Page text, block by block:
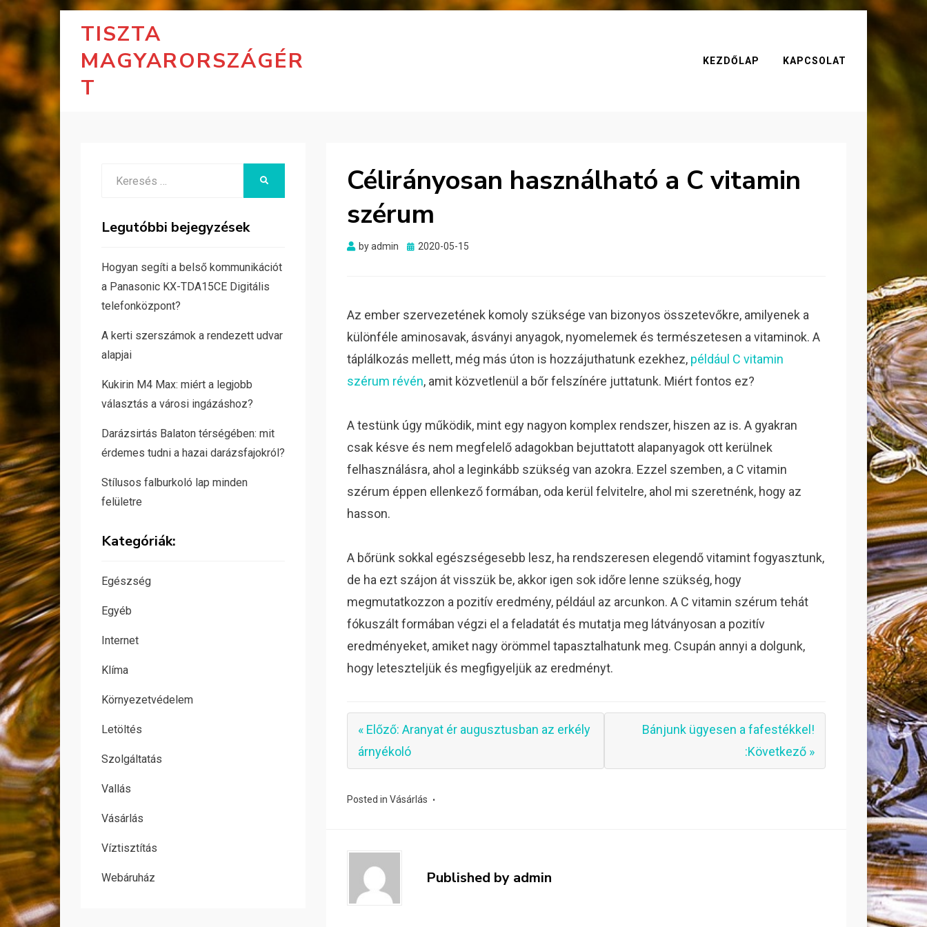
TISZTA
MAGYARORSZÁGÉR
T
KEZDŐLAP KAPCSOLAT
Célirányosan használható a C vitamin
szérum
byadmin
Posted
2020-05-15
Az ember szervezetének komoly szüksége van bizonyos összetevőkre, amilyenek a
különféle aminosavak, ásványi anyagok, nyomelemek és természetesen a vitaminok. A
táplálkozás mellett, még más úton is hozzájuthatunk ezekhez, például C vitamin
szérum révén, amit közvetlenül a bőr felszínére juttatunk. Miért fontos ez?
A testünk úgy működik, mint egy nagyon komplex rendszer, hiszen az is. A gyakran
csak késve és nem megfelelő adagokban bejuttatott alapanyagok ott kerülnek
felhasználásra, ahol a leginkább szükség van azokra. Ezzel szemben, a C vitamin
szérum éppen ellenkező formában, oda kerül felvitelre, ahol mi szeretnénk, hogy az
hasson.
A bőrünk sokkal egészségesebb lesz, ha rendszeresen elegendő vitamint fogyasztunk,
de ha ezt szájon át visszük be, akkor igen sok időre lenne szükség, hogy
megmutatkozzon a pozitív eredmény, például az arcunkon. A C vitamin szérum tehát
fókuszált formában végzi el a feladatát és mutatja meg látványosan a pozitív
eredményeket, amiket nagy örömmel tapasztalhatunk meg. Csupán annyi a dolgunk,
hogy leteszteljük és megfigyeljük az eredményt.
« Előző: Aranyat ér augusztusban az erkély
árnyékoló
Bánjunk ügyesen a fafestékkel!
:Következő »
Posted inVásárlás
Published by admin
Legutóbbi bejegyzések
Hogyan segíti a belső kommunikációt
a Panasonic KX-TDA15CE Digitális
telefonközpont?
A kerti szerszámok a rendezett udvar
alapjai
Kukirin M4 Max: miért a legjobb
választás a városi ingázáshoz?
Darázsirtás Balaton térségében: mit
érdemes tudni a hazai darázsfajokról?
Stílusos falburkoló lap minden
felületre
Kategóriák:
Egészség
Egyéb
Internet
Klíma
Környezetvédelem
Letöltés
Szolgáltatás
Vallás
Vásárlás
Víztisztítás
Webáruház